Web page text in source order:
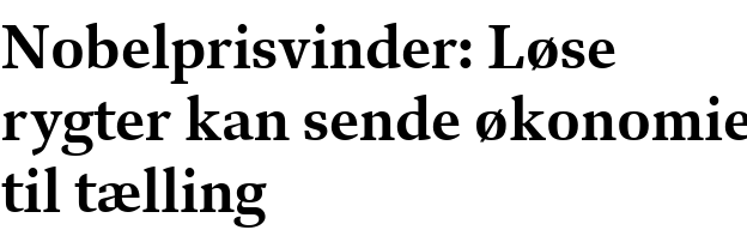
Nobelprisvinder: Løse
rygter kan sende
til tælling